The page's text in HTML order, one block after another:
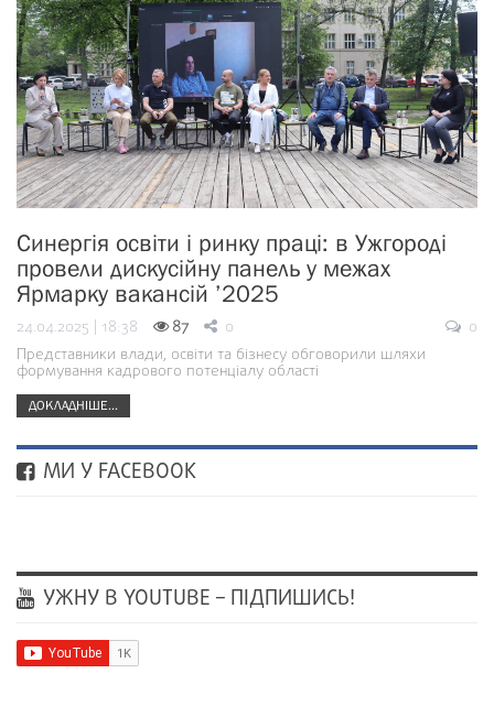
Синергія освіти і ринку праці: в Ужгороді
провели дискусійну панель у межах
Ярмарку вакансій ’2025
24.04.2025 | 18:38 87 0
0
Представники влади, освіти та бізнесу обговорили шляхи
формування кадрового потенціалу області
ДОКЛАДНІШЕ...
МИ У FACEBOOK
УЖНУ В YOUTUBE – ПІДПИШИСЬ!